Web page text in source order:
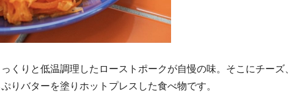
くりと低温調理したローストポークが自慢の味。そこにチーズ、
りバターを塗りホットプレスした食べ物です。